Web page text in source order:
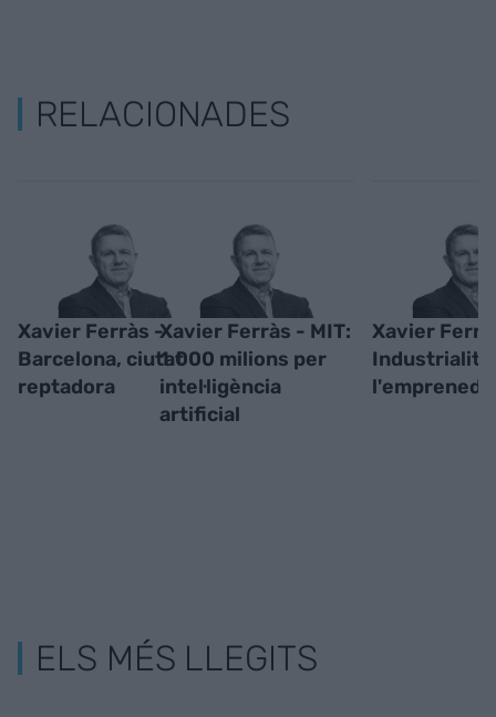
RELACIONADES
Xavier Ferràs -
Barcelona, ciutat
reptadora
Xavier Ferràs - MIT:
1.000 milions per
intel·ligència
artificial
Xavier
ELS MÉS LLEGITS